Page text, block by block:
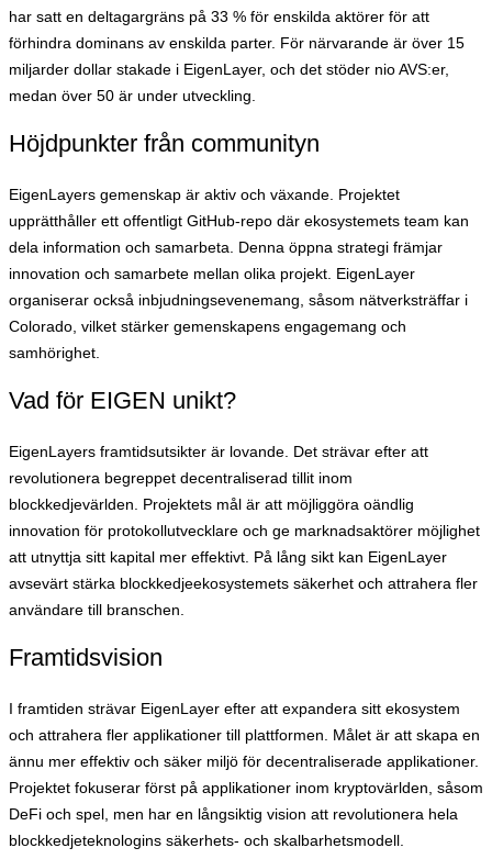
har satt en deltagargräns på 33 % för enskilda aktörer för att
förhindra dominans av enskilda parter. För närvarande är över 15
miljarder dollar stakade i EigenLayer, och det stöder nio AVS:er,
medan över 50 är under utveckling.
Höjdpunkter från communityn
EigenLayers gemenskap är aktiv och växande. Projektet
upprätthåller ett offentligt GitHub-repo där ekosystemets team kan
dela information och samarbeta. Denna öppna strategi främjar
innovation och samarbete mellan olika projekt. EigenLayer
organiserar också inbjudningsevenemang, såsom nätverksträffar i
Colorado, vilket stärker gemenskapens engagemang och
samhörighet.
Vad för EIGEN unikt?
EigenLayers framtidsutsikter är lovande. Det strävar efter att
revolutionera begreppet decentraliserad tillit inom
blockkedjevärlden. Projektets mål är att möjliggöra oändlig
innovation för protokollutvecklare och ge marknadsaktörer möjlighet
att utnyttja sitt kapital mer effektivt. På lång sikt kan EigenLayer
avsevärt stärka blockkedjeekosystemets säkerhet och attrahera fler
användare till branschen.
Framtidsvision
I framtiden strävar EigenLayer efter att expandera sitt ekosystem
och attrahera fler applikationer till plattformen. Målet är att skapa en
ännu mer effektiv och säker miljö för decentraliserade applikationer.
Projektet fokuserar först på applikationer inom kryptovärlden, såsom
DeFi och spel, men har en långsiktig vision att revolutionera hela
blockkedjeteknologins säkerhets- och skalbarhetsmodell.